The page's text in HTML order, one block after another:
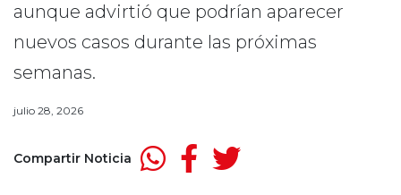
aunque advirtió que podrían aparecer
nuevos casos durante las próximas
semanas.
julio 28, 2026
Compartir Noticia